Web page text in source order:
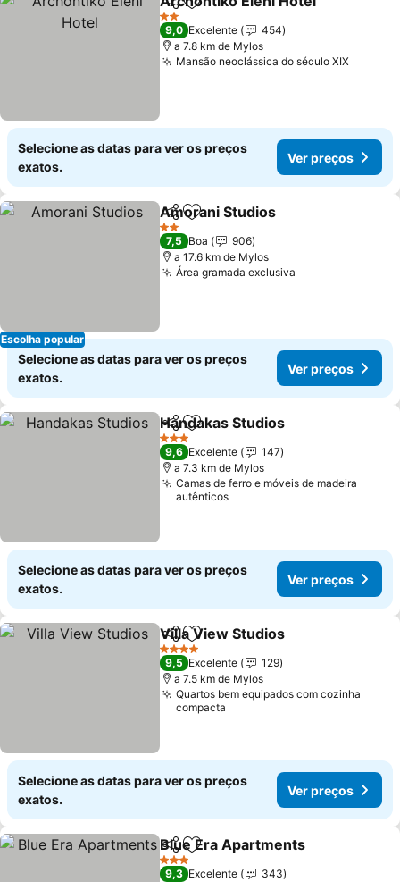
PartilharAdicionar aos favoritos
2 Estrelas
9,0 Excelente
454
a 7.8 km de Mylos
Mansão neoclássica do século XIX
Selecione as datas para ver os preços
exatos.
Ver preços
Escolha popular
PartilharAdicionar aos favoritos
Amorani Studios
2 Estrelas
7,5 Boa
906
a 17.6 km de Mylos
Área gramada exclusiva
Selecione as datas para ver os preços
exatos.
Ver preços
PartilharAdicionar aos favoritos
Handakas Studios
3 Estrelas
9,6 Excelente
147
a 7.3 km de Mylos
Camas de ferro e móveis de madeira
autênticos
Selecione as datas para ver os preços
exatos.
Ver preços
PartilharAdicionar aos favoritos
Villa View Studios
4 Estrelas
9,5 Excelente
129
a 7.5 km de Mylos
Quartos bem equipados com cozinha
compacta
Selecione as datas para ver os preços
exatos.
Ver preços
PartilharAdicionar aos favoritos
Blue Era Apartments
3 Estrelas
9,3 Excelente
343